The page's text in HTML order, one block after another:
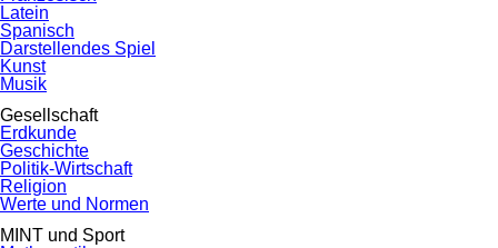
Latein
Spanisch
Darstellendes Spiel
Kunst
Musik
Gesellschaft
Erdkunde
Geschichte
Politik-Wirtschaft
Religion
Werte und Normen
MINT und Sport